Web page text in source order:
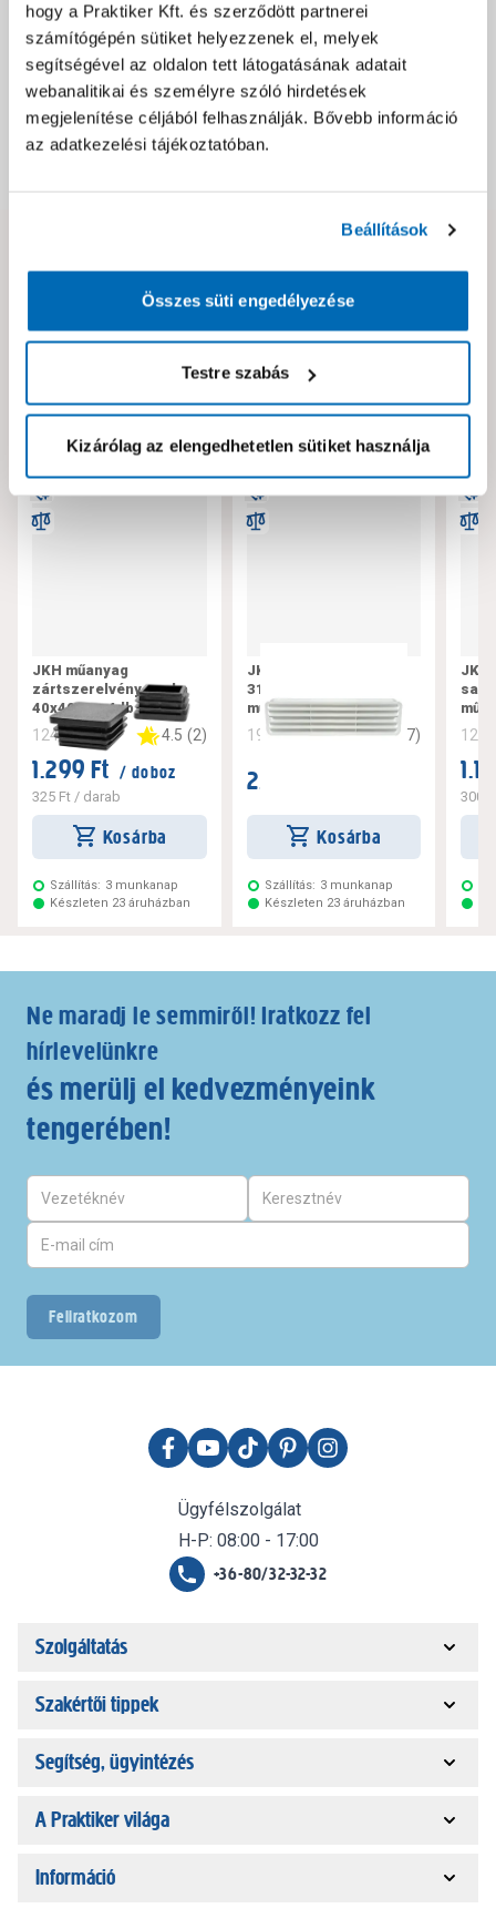
hogy a Praktiker Kft. és szerződött partnerei
számítógépén sütiket helyezzenek el, melyek
segítségével az oldalon tett látogatásának adatait
webanalitikai és személyre szóló hirdetések
megjelenítése céljából felhasználják. Bővebb információ
az adatkezelési tájékoztatóban.
Beállítások
Összes süti engedélyezése
Testre szabás
Kizárólag az elengedhetetlen sütiket használja
Jótállás, szavatosság
Csomagolási és súly információk
Neked ajánljuk!
JKH műanyag
zártszerelvény sapka
40x40mm, 4db
124221 4.5 (2)
1.299 Ft / doboz
325 Ft / darab
Kosárba
Szállítás: 3 munkanap
Készleten 23 áruházban
JKH szellőzőrács
316x83mm, fehér,
műanyag
194101 4.7 7)
2.399 Ft
Kosárba
Szállítás: 3 munkanap
Készleten 23 áruházban
JKH
300
Ne maradj le semmiről! Iratkozz fel
hírlevelünkre
és merülj el kedvezményeink
tengerében!
Feliratkozom
Ügyfélszolgálat
H-P: 08:00 - 17:00
+36-80/32-32-32
Szolgáltatás
Szakértői tippek
Segítség, ügyintézés
A Praktiker világa
Információ